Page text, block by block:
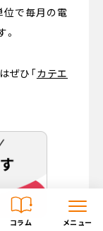
コラム メニュー
位で毎月の電
ぜひ 「カテエ